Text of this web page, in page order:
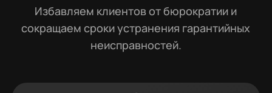
Избавляем клиентов от бюрократии и
сокращаем сроки устранения гарантийных
неисправностей.